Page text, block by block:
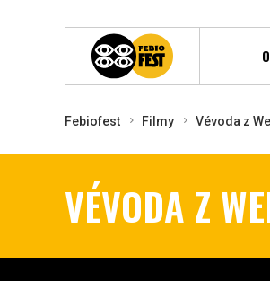
Febiofest Filmy Vévoda z
VÉVODA Z